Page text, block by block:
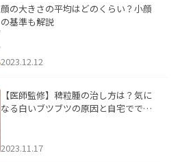
顔の大きさの平均はどのくらい？小顔
の基準も解説
2023.12.12
【医師監修】稗粒腫の治し方は？気に
なる白いブツブツの原因と自宅ででき
2023.11.17